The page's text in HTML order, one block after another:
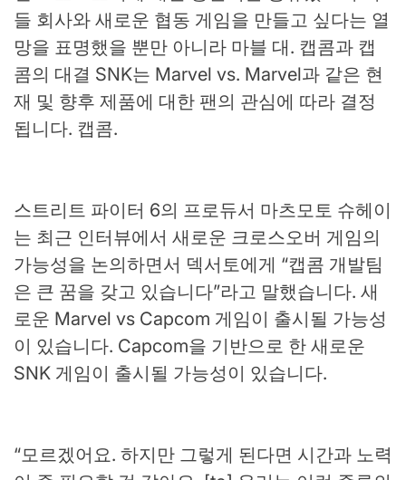
들 회사와 새로운 협동 게임을 만들고 싶다는 열
망을 표명했을 뿐만 아니라 마블 대. 캡콤과 캡
콤의 대결 SNK는 Marvel vs. Marvel과 같은 현
재 및 향후 제품에 대한 팬의 관심에 따라 결정
됩니다. 캡콤.
스트리트 파이터 6의 프로듀서 마츠모토 슈헤이
는 최근 인터뷰에서 새로운 크로스오버 게임의
가능성을 논의하면서 덱서토에게 “캡콤 개발팀
은 큰 꿈을 갖고 있습니다”라고 말했습니다. 새
로운 Marvel vs Capcom 게임이 출시될 가능성
이 있습니다. Capcom을 기반으로 한 새로운
SNK 게임이 출시될 가능성이 있습니다.
“모르겠어요. 하지만 그렇게 된다면 시간과 노력